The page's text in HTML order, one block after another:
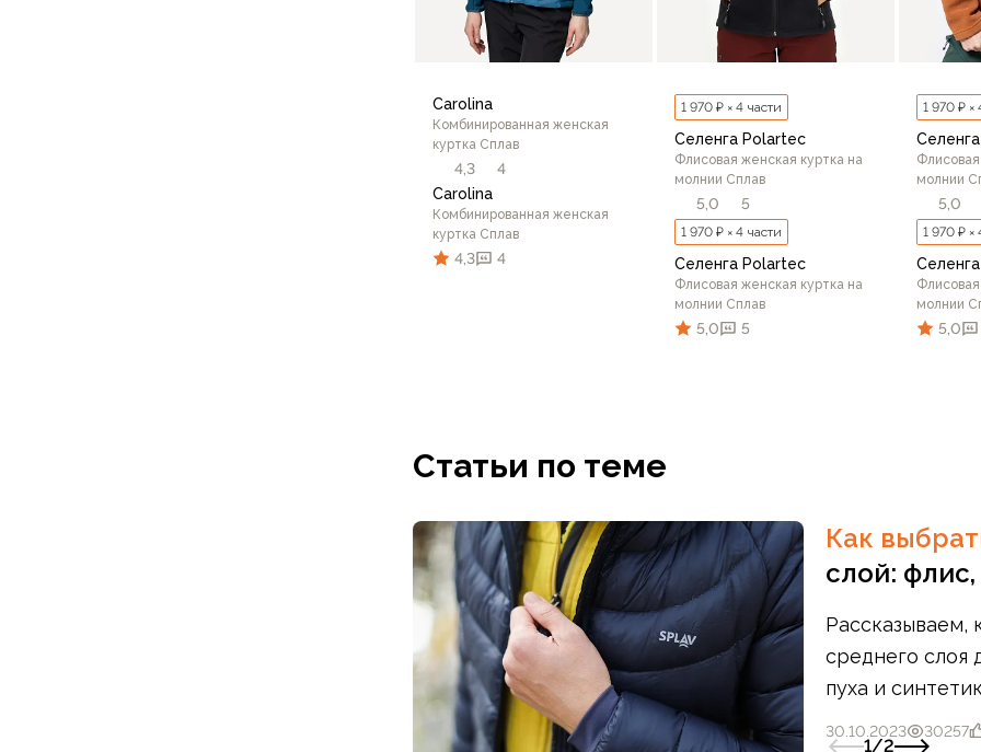
Carolina
Комбинированная женская
куртка Сплав
4,3
4
Carolina
Комбинированная женская
куртка Сплав
4,3 4
1 970 ₽ × 4 части
Селенга Polartec
Флисовая женская куртка на
молнии Сплав
5,0 5
1 970 ₽ × 4 части
Селенга Polartec
Флисовая женская куртка на
молнии Сплав
5,0 5
1 970 ₽ ×
молнии
5,0
1 970 ₽ ×
молнии
5,0
Статьи по теме
Как
слой:
Рассказываем,
среднего слоя
пуха и
30.10.2023 30257
1/2